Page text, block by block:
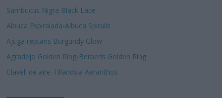
Sambucus Nigra Black Lace
Albuca Espiralada-Albuca Spiralis
Ajuga reptans Burgundy Glow
Agradejo Golden Ring-Berberis Golden Ring
Clavell de aire-Tillandsia Aeranthos